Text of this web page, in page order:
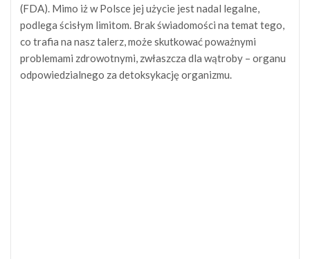
(FDA). Mimo iż w Polsce jej użycie jest nadal legalne,
podlega ścisłym limitom. Brak świadomości na temat tego,
co trafia na nasz talerz, może skutkować poważnymi
problemami zdrowotnymi, zwłaszcza dla wątroby – organu
odpowiedzialnego za detoksykację organizmu.